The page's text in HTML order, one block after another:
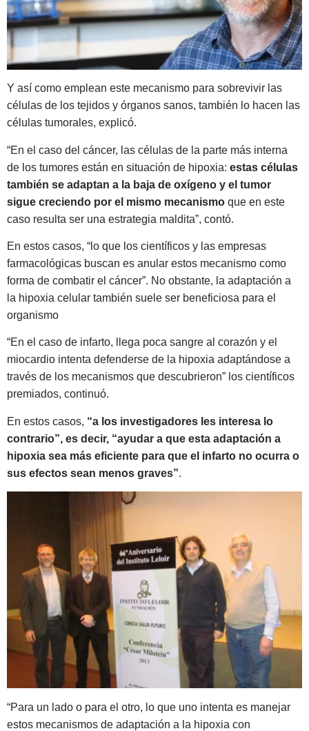
Y así como emplean este mecanismo para sobrevivir las
células de los tejidos y órganos sanos, también lo hacen las
células tumorales, explicó.
“En el caso del cáncer, las células de la parte más interna
de los tumores están en situación de hipoxia: estas células
también se adaptan a la baja de oxígeno y el tumor
sigue creciendo por el mismo mecanismo que en este
caso resulta ser una estrategia maldita”, contó.
En estos casos, “lo que los científicos y las empresas
farmacológicas buscan es anular estos mecanismo como
forma de combatir el cáncer”. No obstante, la adaptación a
la hipoxia celular también suele ser beneficiosa para el
organismo
“En el caso de infarto, llega poca sangre al corazón y el
miocardio intenta defenderse de la hipoxia adaptándose a
través de los mecanismos que descubrieron” los científicos
premiados, continuó.
En estos casos, “a los investigadores les interesa lo
contrario”, es decir, “ayudar a que esta adaptación a
hipoxia sea más eficiente para que el infarto no ocurra o
sus efectos sean menos graves”.
“Para un lado o para el otro, lo que uno intenta es manejar
estos mecanismos de adaptación a la hipoxia con